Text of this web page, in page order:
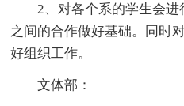
2、对各个系的学生会进
之间的合作做好基础。同时
好组织工作。
文体部：